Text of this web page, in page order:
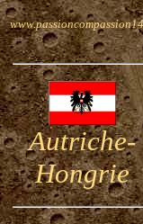
Autriche-
Hongrie